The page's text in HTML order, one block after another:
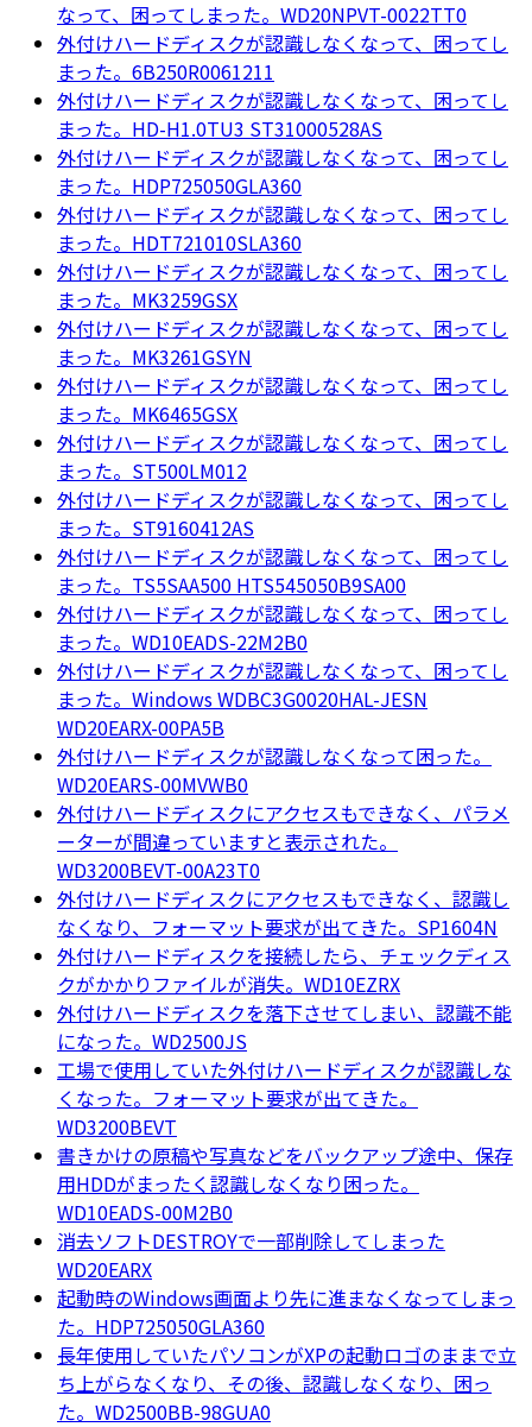
なって、困ってしまった。WD20NPVT-0022TT0
外付けハードディスクが認識しなくなって、困ってし
まった。6B250R0061211
外付けハードディスクが認識しなくなって、困ってし
まった。HD-H1.0TU3 ST31000528AS
外付けハードディスクが認識しなくなって、困ってし
まった。HDP725050GLA360
外付けハードディスクが認識しなくなって、困ってし
まった。HDT721010SLA360
外付けハードディスクが認識しなくなって、困ってし
まった。MK3259GSX
外付けハードディスクが認識しなくなって、困ってし
まった。MK3261GSYN
外付けハードディスクが認識しなくなって、困ってし
まった。MK6465GSX
外付けハードディスクが認識しなくなって、困ってし
まった。ST500LM012
外付けハードディスクが認識しなくなって、困ってし
まった。ST9160412AS
外付けハードディスクが認識しなくなって、困ってし
まった。TS5SAA500 HTS545050B9SA00
外付けハードディスクが認識しなくなって、困ってし
まった。WD10EADS-22M2B0
外付けハードディスクが認識しなくなって、困ってし
まった。Windows WDBC3G0020HAL-JESN
WD20EARX-00PA5B
外付けハードディスクが認識しなくなって困った。
WD20EARS-00MVWB0
外付けハードディスクにアクセスもできなく、パラメ
ーターが間違っていますと表示された。
WD3200BEVT-00A23T0
外付けハードディスクにアクセスもできなく、認識し
なくなり、フォーマット要求が出てきた。SP1604N
外付けハードディスクを接続したら、チェックディス
クがかかりファイルが消失。WD10EZRX
外付けハードディスクを落下させてしまい、認識不能
になった。WD2500JS
工場で使用していた外付けハードディスクが認識しな
くなった。フォーマット要求が出てきた。
WD3200BEVT
書きかけの原稿や写真などをバックアップ途中、保存
用HDDがまったく認識しなくなり困った。
WD10EADS-00M2B0
消去ソフトDESTROYで一部削除してしまった
WD20EARX
起動時のWindows画面より先に進まなくなってしまっ
た。HDP725050GLA360
長年使用していたパソコンがXPの起動ロゴのままで立
ち上がらなくなり、その後、認識しなくなり、困っ
た。WD2500BB-98GUA0